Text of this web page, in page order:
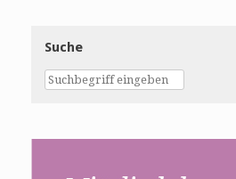
Suche